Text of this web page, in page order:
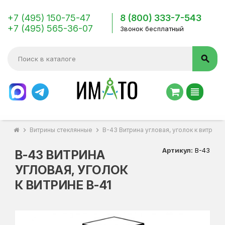
+7 (495) 150-75-47
+7 (495) 565-36-07
8 (800) 333-7-543
Звонок бесплатный
search
view_headline
chevron_right Витрины стеклянные chevron_right В-43 Витрина угловая, уголок к
В-43 ВИТРИНА
УГЛОВАЯ, УГОЛОК
К ВИТРИНЕ В-41
Артикул: В-43